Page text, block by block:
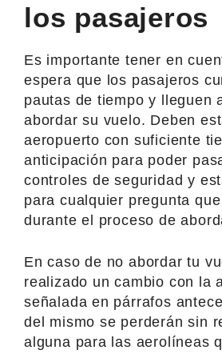
los pasajeros
Es importante tener en
espera que los pasajeros
pautas de tiempo y lleguen
abordar su vuelo. Deben
aeropuerto con suficiente
anticipación para poder
controles de seguridad y
para cualquier pregunta
durante el proceso de
En caso de no abordar tu
realizado un cambio con la
señalada en párrafos
del mismo se perderán sin
alguna para las aerolíneas